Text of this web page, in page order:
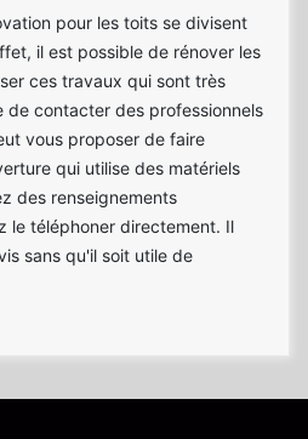
pour les toits se divisent
il est possible de rénover les
ces travaux qui sont très
de contacter des professionnels
vous proposer de faire
qui utilise des matériels
des renseignements
le téléphoner directement. Il
sans qu'il soit utile de